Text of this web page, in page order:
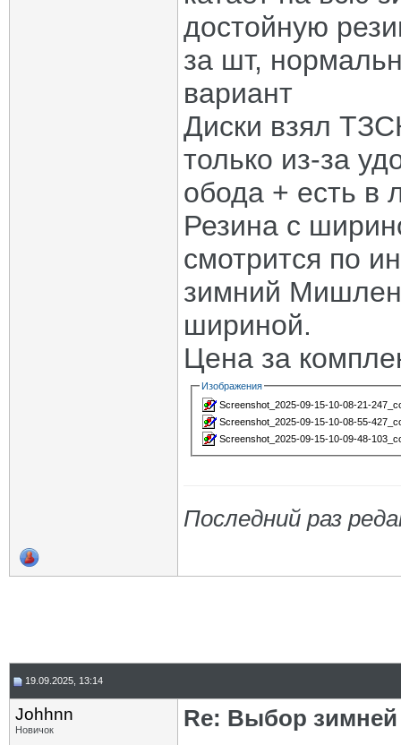
достойную
за шт,
вариант
Диски взял
только из-за
обода + есть в
Резина с
смотрится по
зимний
шириной.
Цена за
Изображения
Screenshot_2025-09-15-10-08-21-
Screenshot_2025-09-15-10-08-55-
Screenshot_2025-09-15-10-09-48-
Последний раз
19.09.2025, 13:14
Johhnn
Новичок
Re: Выбор